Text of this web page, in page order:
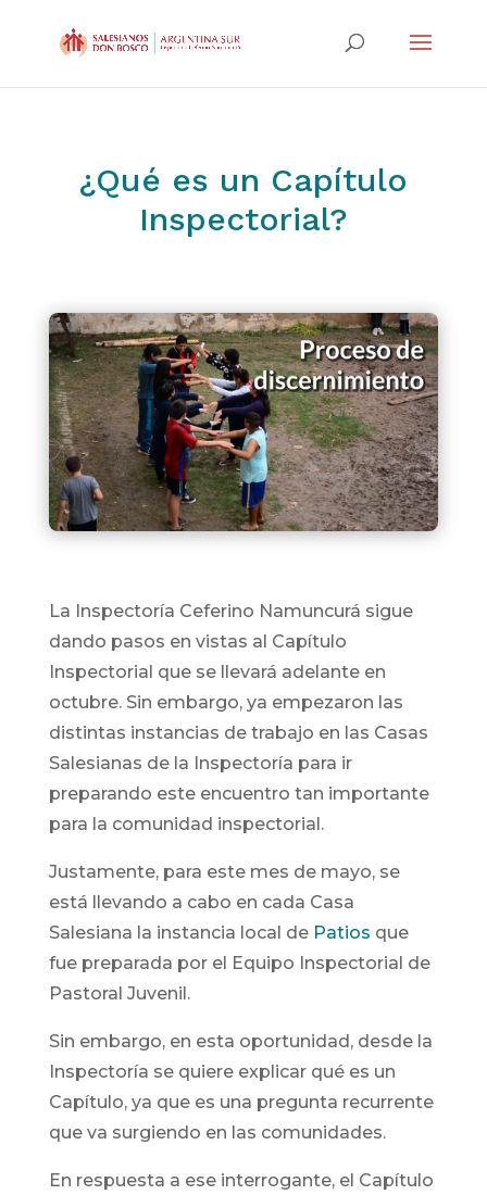
¿Qué es un Capítulo
Inspectorial?
La Inspectoría Ceferino Namuncurá sigue
dando pasos en vistas al Capítulo
Inspectorial que se llevará adelante en
octubre. Sin embargo, ya empezaron las
distintas instancias de trabajo en las Casas
Salesianas de la Inspectoría para ir
preparando este encuentro tan importante
para la comunidad inspectorial.
Justamente, para este mes de mayo, se
está llevando a cabo en cada Casa
Salesiana la instancia local de Patios que
fue preparada por el Equipo Inspectorial de
Pastoral Juvenil.
Sin embargo, en esta oportunidad, desde la
Inspectoría se quiere explicar qué es un
Capítulo, ya que es una pregunta recurrente
que va surgiendo en las comunidades.
En respuesta a ese interrogante, el Capítulo